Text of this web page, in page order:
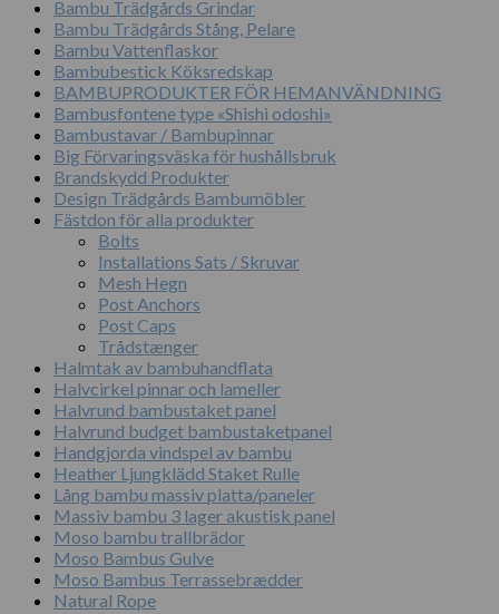
Bambu Trädgårds Grindar
Bambu Trädgårds Stång, Pelare
Bambu Vattenflaskor
Bambubestick Köksredskap
BAMBUPRODUKTER FÖR HEMANVÄNDNING
Bambusfontene type «Shishi odoshi»
Bambustavar / Bambupinnar
Big Förvaringsväska för hushållsbruk
Brandskydd Produkter
Design Trädgårds Bambumöbler
Fästdon för alla produkter
Bolts
Installations Sats / Skruvar
Mesh Hegn
Post Anchors
Post Caps
Trådstænger
Halmtak av bambuhandflata
Halvcirkel pinnar och lameller
Halvrund bambustaket panel
Halvrund budget bambustaketpanel
Handgjorda vindspel av bambu
Heather Ljungklädd Staket Rulle
Lång bambu massiv platta/paneler
Massiv bambu 3 lager akustisk panel
Moso bambu trallbrädor
Moso Bambus Gulve
Moso Bambus Terrassebrædder
Natural Rope